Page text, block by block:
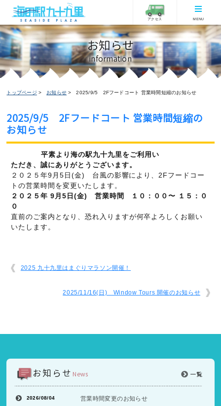
アクセス MENU
お知らせ
information
トップページ お知らせ 2025/9/5 2Fフードコート 営業時間短縮のお知らせ
2025/9/5 2Fフードコート 営業時間短縮の
お知らせ
平素より海の駅九十九里をご利用い
ただき、誠にありがとうございます。
２０２５年9月5日(金) 台風の影響により、2Fフードコー
トの営業時間を変更いたします。
２０２５年 9月5日(金) 営業時間 １０：００〜 １５：０
０
直前のご案内となり、恐れ入りますが何卒よろしくお願い
いたします。
2025 九十九里はまぐりマラソン開催！
2025/11/16(日) Window Tours 開催のお知らせ
お知らせ News 一覧
2026/08/04 営業時間変更のお知らせ